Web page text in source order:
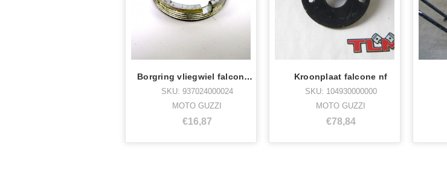
Borgring vliegwiel falcone tv m50x1.75
SKU: 937024000024
MOTO GUZZI
€16,87
Kroonplaat falcone nf
SKU: 104930000000
MOTO GUZZI
€78,84